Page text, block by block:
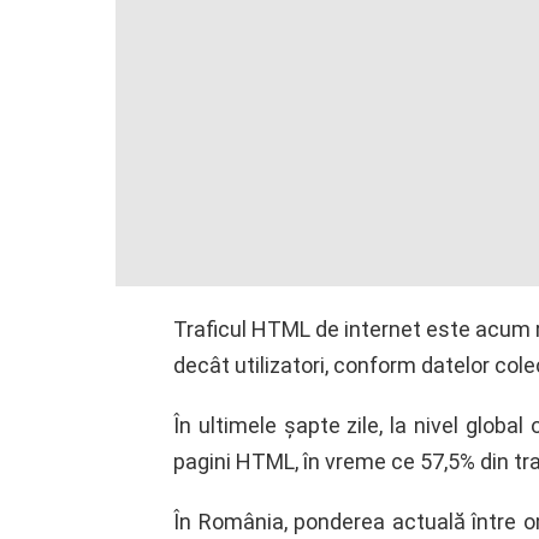
Traficul HTML de internet este
decât utilizatori, conform datelor
În ultimele şapte zile, la nivel global
pagini HTML, în vreme ce 57,5% din
În România, ponderea actuală între